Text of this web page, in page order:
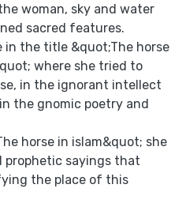
woman, sky and water
sacred features.
in the title &quot;The horse
where she tried to
in the ignorant intellect
the gnomic poetry and
horse in islam&quot; she
prophetic sayings that
the place of this